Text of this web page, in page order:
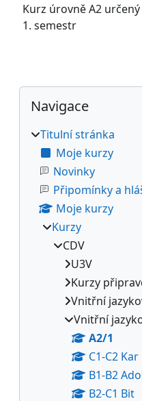
Kurz úrovně A2
1. semestr
Bloky
Přeskočit: Navigace
Navigace
Titulní stránka
Moje kurzy
Novinky
Připomínky a
Moje kurzy
Kurzy
CDV
U3V
Kurzy
Vnitřní
Vnitřní
A2/1
C1-C2 Kar
B1-B2
B2-C1 Bit